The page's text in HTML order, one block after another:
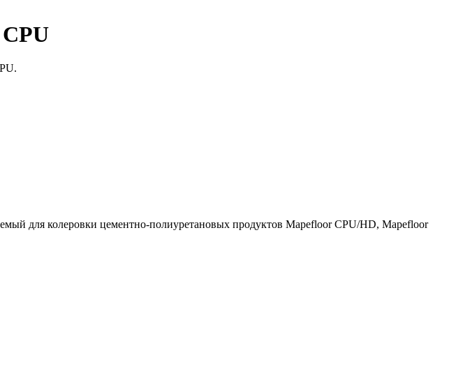
для колеровки цементно-полиуретановых продуктов Mapefloor CPU/HD, Mapefloor